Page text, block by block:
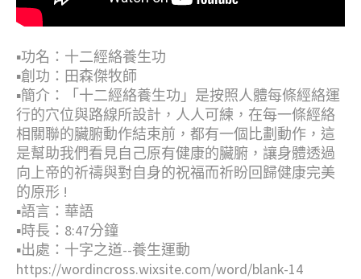
▪︎功名：十二經絡養生功
▪︎創功：田森傑牧師
▪︎簡介：「十二經絡養生功」是按照人體每條經絡運
行的穴位與路線所設計，人人可練，在每一條經絡
相關聯的臟腑動作結束前，都有一個比劃動作，這
是幫助我們看見自己原有健康的臟腑，讓身體透過
向上帝的祈禱與對自身的祝福而祈盼回歸健康完美
的原形 !
▪︎語言：華語
▪︎時長：8:47分鐘
▪︎出處：十字之道--養生運動
https://wordincross.wixsite.com/word/blank-14